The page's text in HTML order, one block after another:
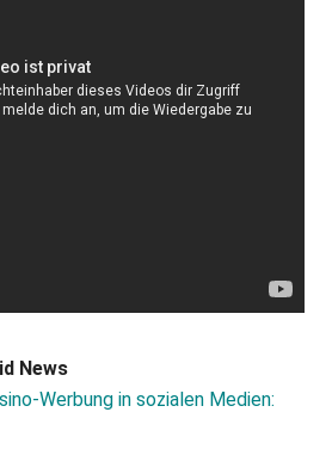
News
Werbung in sozialen Medien: